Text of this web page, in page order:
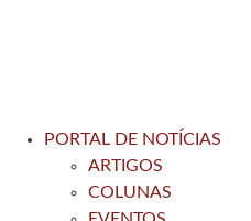
PORTAL DE NOTÍCIAS
ARTIGOS
COLUNAS